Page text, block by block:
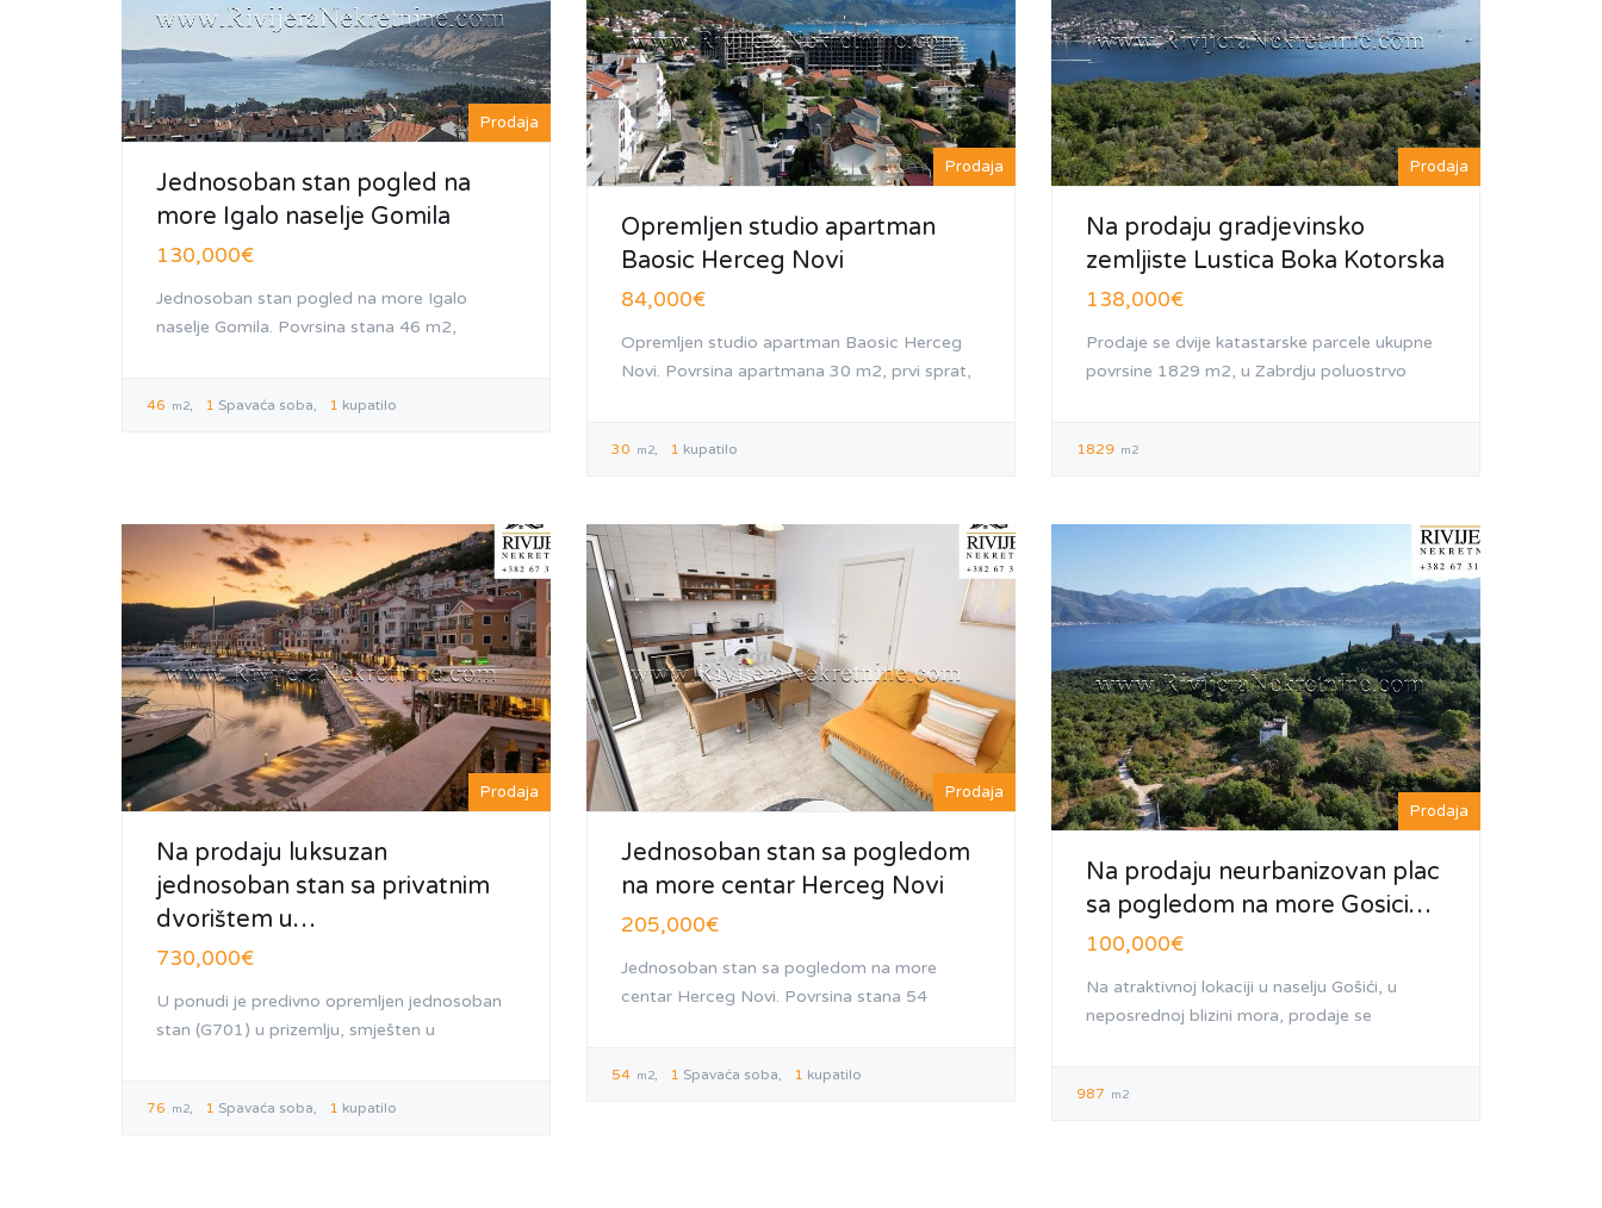
Prodaja
Jednosoban stan pogled na
more Igalo naselje Gomila
130,000€
Jednosoban stan pogled na more Igalo
naselje Gomila. Povrsina stana 46 m2,
46 m2 1 Spavaća soba 1 kupatilo
Prodaja
Opremljen studio apartman
Baosic Herceg Novi
84,000€
Opremljen studio apartman Baosic Herceg
Novi. Povrsina apartmana 30 m2, prvi sprat,
30 m2 1 kupatilo
Prodaja
Na prodaju gradjevinsko
zemljiste Lustica Boka Kotorska
138,000€
Prodaje se dvije katastarske parcele ukupne
povrsine 1829 m2, u Zabrdju poluostrvo
1829 m2
Prodaja
Na prodaju luksuzan
jednosoban stan sa privatnim
dvorištem u…
730,000€
U ponudi je predivno opremljen jednosoban
stan (G701) u prizemlju, smješten u
76 m2 1 Spavaća soba 1 kupatilo
Prodaja
Jednosoban stan sa pogledom
na more centar Herceg Novi
205,000€
Jednosoban stan sa pogledom na more
centar Herceg Novi. Povrsina stana 54
54 m2 1 Spavaća soba 1 kupatilo
Prodaja
Na prodaju neurbanizovan plac
sa pogledom na more Gosici…
100,000€
Na atraktivnoj lokaciji u naselju Gošići, u
neposrednoj blizini mora, prodaje se
987 m2